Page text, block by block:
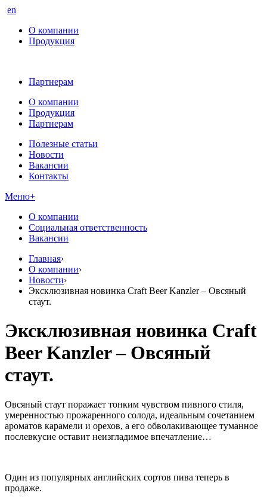
en
О компании
Продукция
Партнерам
О компании
Продукция
Партнерам
Полезные статьи
Новости
Вакансии
Контакты
Меню+
О компании
Социальная ответственность
Вакансии
Главная›
О компании›
Новости›
Эксклюзивная новинка Craft Beer Kanzler – Овсяный
стаут.
Эксклюзивная новинка Craft
Beer Kanzler – Овсяный
стаут.
Овсяный стаут поражает тонким чувством пивного стиля,
умеренностью прожаренного солода, идеальным сочетанием
ароматов карамели и орехов, а его обволакивающее туманное
послевкусие оставит неизгладимое впечатление…
Один из популярных английских сортов пива теперь в
продаже.